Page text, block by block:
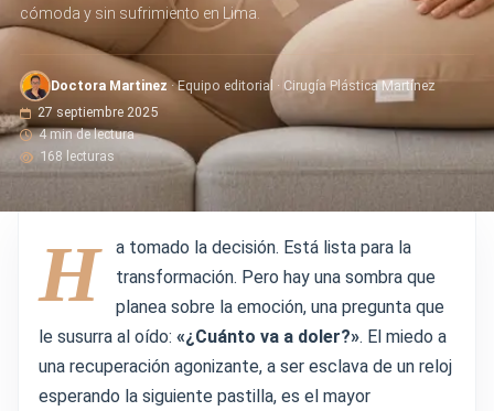
cómoda y sin sufrimiento en Lima.
Doctora Martinez · Equipo editorial · Cirugía Plástica Martínez
27 septiembre 2025
4 min de lectura
168 lecturas
H
a tomado la decisión. Está lista para la
transformación. Pero hay una sombra que
planea sobre la emoción, una pregunta que
le susurra al oído: «¿Cuánto va a doler?». El miedo a
una recuperación agonizante, a ser esclava de un reloj
esperando la siguiente pastilla, es el mayor